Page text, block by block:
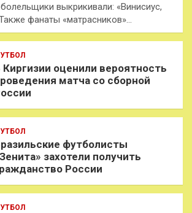
выкрикивали: «Винисиус,
фанаты «матрасников»…
Киргизии оценили вероятность
матча со сборной
футболисты
захотели получить
России